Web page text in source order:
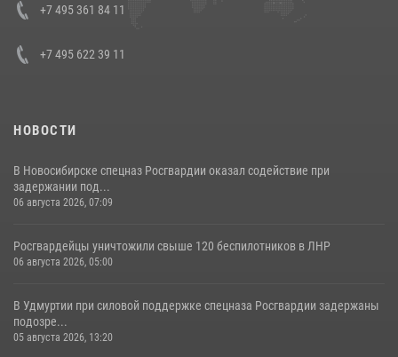
+7 495 361 84 11
+7 495 622 39 11
НОВОСТИ
В Новосибирске спецназ Росгвардии оказал содействие при
задержании под...
06 августа 2026, 07:09
Росгвардейцы уничтожили свыше 120 беспилотников в ЛНР
06 августа 2026, 05:00
В Удмуртии при силовой поддержке спецназа Росгвардии задержаны
подозре...
05 августа 2026, 13:20